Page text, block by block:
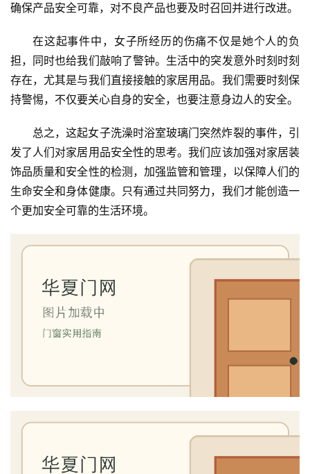
户
确保产品安全可靠，对不良产品也要及时召回并进行改进。
在这起事件中，女子所经历的伤痛不仅是她个人的负
担，同时也给我们敲响了警钟。生活中的突发意外时刻时刻
存在，尤其是与我们直接接触的家居用品。我们需要时刻保
持警惕，不仅要关心自身的安全，也要注意身边人的安全。
总之，这起女子洗澡时浴室玻璃门突然炸裂的事件，引
发了人们对家居用品安全性的思考。我们应该加强对家居装
饰品质量和安全性的检测，加强监管和管理，以保障人们的
生命安全和身体健康。只有通过共同努力，我们才能创造一
个更加安全可靠的生活环境。